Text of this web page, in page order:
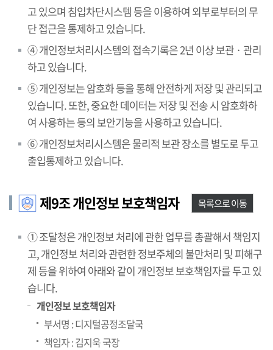
고 있으며 침입차단시스템 등을 이용하여 외부로부터의 무
단 접근을 통제하고 있습니다.
④ 개인정보처리시스템의 접속기록은 2년 이상 보관 · 관리
하고 있습니다.
⑤ 개인정보는 암호화 등을 통해 안전하게 저장 및 관리되고
있습니다. 또한, 중요한 데이터는 저장 및 전송 시 암호화하
여 사용하는 등의 보안기능을 사용하고 있습니다.
⑥ 개인정보처리시스템은 물리적 보관 장소를 별도로 두고
출입통제하고 있습니다.
제9조 개인정보 보호책임자 목록으로 이동
① 조달청은 개인정보 처리에 관한 업무를 총괄해서 책임지
고, 개인정보 처리와 관련한 정보주체의 불만처리 및 피해구
제 등을 위하여 아래와 같이 개인정보 보호책임자를 두고 있
습니다.
개인정보 보호책임자
부서명 : 디지털공정조달국
책임자 : 김지욱 국장